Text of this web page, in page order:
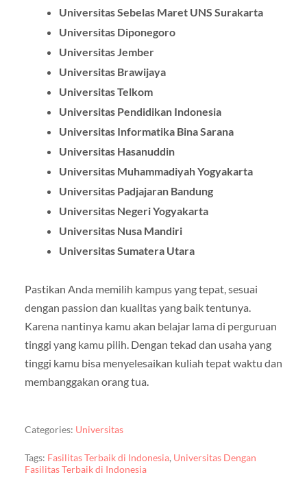
Universitas Sebelas Maret UNS Surakarta
Universitas Diponegoro
Universitas Jember
Universitas Brawijaya
Universitas Telkom
Universitas Pendidikan Indonesia
Universitas Informatika Bina Sarana
Universitas Hasanuddin
Universitas Muhammadiyah Yogyakarta
Universitas Padjajaran Bandung
Universitas Negeri Yogyakarta
Universitas Nusa Mandiri
Universitas Sumatera Utara
Pastikan Anda memilih kampus yang tepat, sesuai
dengan passion dan kualitas yang baik tentunya.
Karena nantinya kamu akan belajar lama di perguruan
tinggi yang kamu pilih. Dengan tekad dan usaha yang
tinggi kamu bisa menyelesaikan kuliah tepat waktu dan
membanggakan orang tua.
Categories: Universitas
Tags: Fasilitas Terbaik di Indonesia, Universitas Dengan
Fasilitas Terbaik di Indonesia